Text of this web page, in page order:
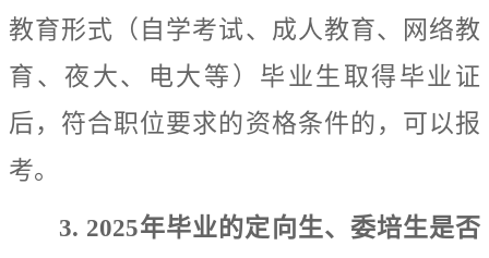
教育形式（自学考试、成人教育、网络教
育、夜大、电大等）毕业生取得毕业证
后，符合职位要求的资格条件的，可以报
考。
3. 2025年毕业的定向生、委培生是否